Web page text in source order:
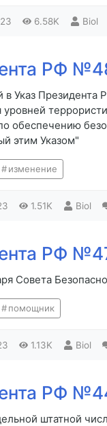
6.58K Biol
РФ
Указ
уровней
обеспечению
этим Указом"
изменение
1.51K Biol
РФ
Совета
помощник
1.13K Biol
РФ
штатной